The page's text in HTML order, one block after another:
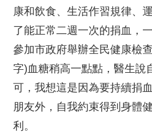
康和飲食、生活作習規律、
了能正常二週一次的捐血，
參加市政府舉辦全民健康檢
字)血糖稍高一點點，醫生說
可，我想這是因為要持續捐
朋友外，自我約束得到身體
利。